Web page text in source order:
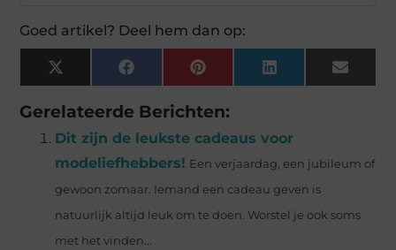
Goed artikel? Deel hem dan op:
X
(Twitter)
FacebookPinterest LinkedIn Email
Gerelateerde Berichten:
Dit zijn de leukste cadeaus voor
modeliefhebbers! Een verjaardag, een jubileum of
gewoon zomaar. Iemand een cadeau geven is
natuurlijk altijd leuk om te doen. Worstel je ook soms
met het vinden...